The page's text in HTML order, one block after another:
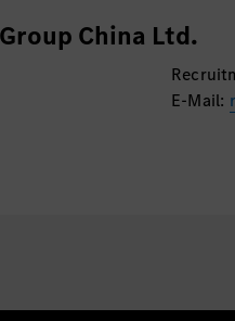
China Ltd.
E-Mail: